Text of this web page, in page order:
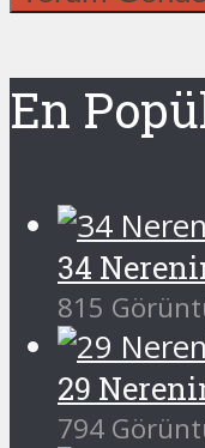
En
34
815
29
794